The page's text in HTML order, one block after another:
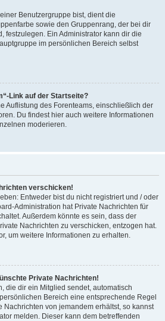
Benutzergruppe bist, dient die
sowie den Gruppenrang, der bei dir
festzulegen. Ein Administrator kann dir die
im persönlichen Bereich selbst
Link auf der Startseite?
Auflistung des Forenteams, einschließlich der
Du findest hier auch weitere Informationen
moderieren.
verschicken!
Entweder bist du nicht registriert und / oder
Administration hat Private Nachrichten für
Außerdem könnte es sein, dass der
Nachrichten zu verschicken, entzogen hat.
um weitere Informationen zu erhalten.
Private Nachrichten!
die dir ein Mitglied sendet, automatisch
Bereich eine entsprechende Regel
Nachrichten von jemandem erhältst, so kannst
melden. Dieser kann dem betreffenden